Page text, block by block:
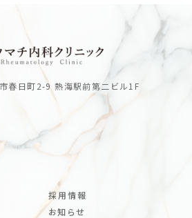
春日町2-9 熱海駅前第二ビル1F
採用情報
お知らせ